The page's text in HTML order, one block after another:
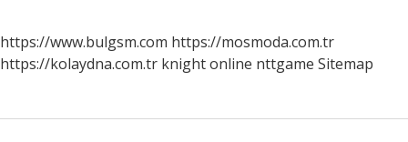
https://www.bulgsm.com https://mosmoda.com.tr
https://kolaydna.com.tr knight online nttgame Sitemap